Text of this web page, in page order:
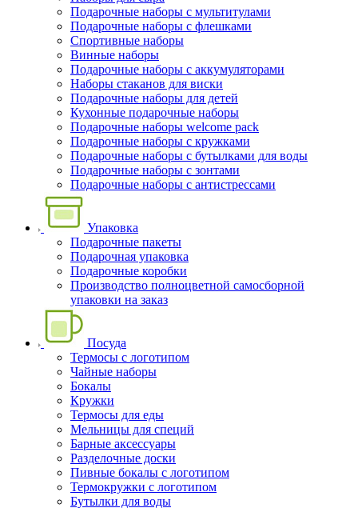
Подарочные наборы с мультитулами
Подарочные наборы с флешками
Спортивные наборы
Винные наборы
Подарочные наборы с аккумуляторами
Наборы стаканов для виски
Подарочные наборы для детей
Кухонные подарочные наборы
Подарочные наборы welcome pack
Подарочные наборы с кружками
Подарочные наборы с бутылками для воды
Подарочные наборы с зонтами
Подарочные наборы с антистрессами
Упаковка
Подарочные пакеты
Подарочная упаковка
Подарочные коробки
Производство полноцветной самосборной
упаковки на заказ
Посуда
Термосы с логотипом
Чайные наборы
Бокалы
Кружки
Термосы для еды
Мельницы для специй
Барные аксессуары
Разделочные доски
Пивные бокалы с логотипом
Термокружки с логотипом
Бутылки для воды